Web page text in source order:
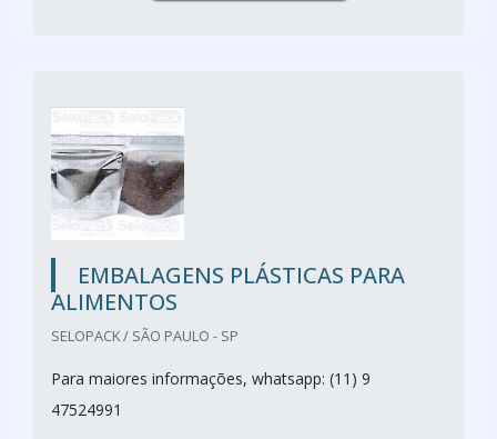
EMBALAGENS PLÁSTICAS PARA
ALIMENTOS
SELOPACK / SÃO PAULO - SP
Para maiores informações, whatsapp: (11) 9
47524991